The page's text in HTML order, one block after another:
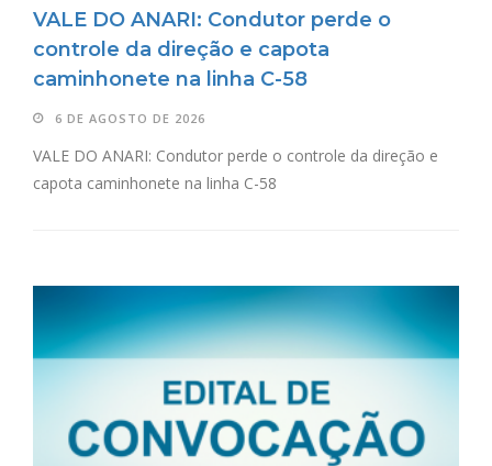
VALE DO ANARI: Condutor perde o
controle da direção e capota
caminhonete na linha C-58
6 DE AGOSTO DE 2026
VALE DO ANARI: Condutor perde o controle da direção e
capota caminhonete na linha C-58